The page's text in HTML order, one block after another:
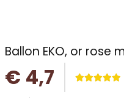
Ballon EKO, or rose
€ 4,7